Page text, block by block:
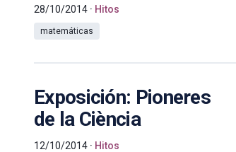
28/10/2014 Hitos
matemáticas
Exposición: Pioneres
de la Ciència
12/10/2014 Hitos